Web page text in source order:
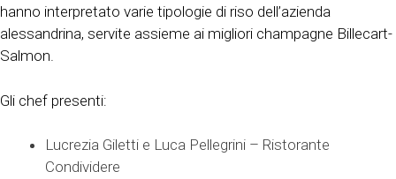
hanno interpretato varie tipologie di riso dell’azienda
alessandrina, servite assieme ai migliori champagne Billecart-
Salmon.
Gli chef presenti:
Lucrezia Giletti e Luca Pellegrini – Ristorante
Condividere